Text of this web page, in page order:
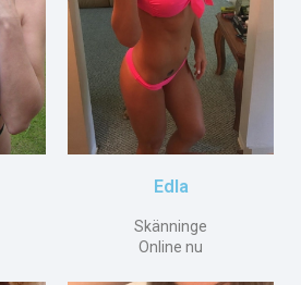
Edla
Skänninge
Online nu